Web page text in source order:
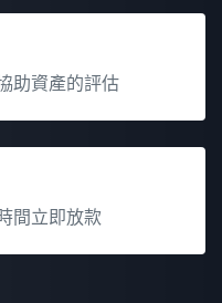
助資產的評估
間立即放款